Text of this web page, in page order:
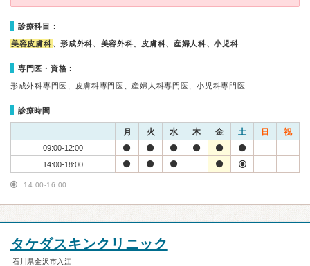
診療科目：
美容皮膚科 、形成外科、美容外科、皮膚科、産婦人科、小児科
専門医・資格：
形成外科専門医、皮膚科専門医、産婦人科専門医、小児科専門医
診療時間
月 火 水 木 金 土 日 祝
09:00-12:00
14:00-18:00
14:00-16:00
タケダスキンクリニック
石川県金沢市入江